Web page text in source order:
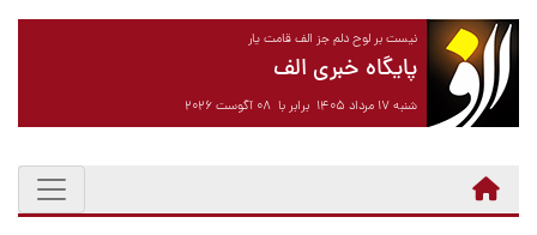
نیست بر لوح دلم جز الف قامت یار
پایگاه خبری الف
شنبه ۱۷ مرداد ۱۴۰۵ برابر با ۰۸ آگوست ۲۰۲۶